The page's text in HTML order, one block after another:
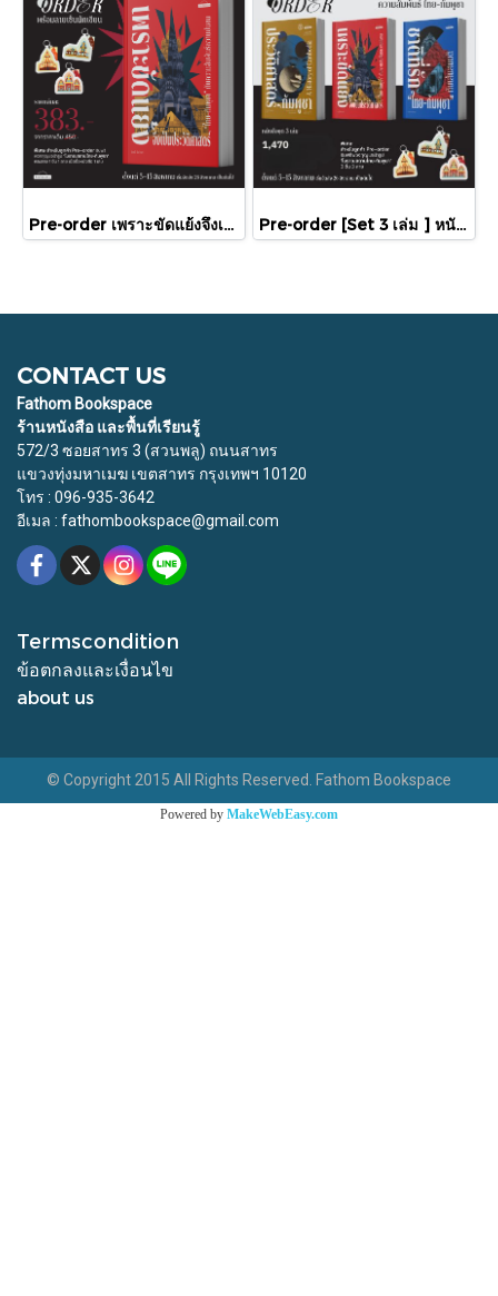
Pre-order เพราะขัดแย้งจึงเป็นประวัติศาสตร์ "ไทย-กัมพูชา" กับความสัมพันธ์หวานปนขม / มติชน Pre-order [Set 3 เล่ม ] หนังสือชุดความสัมพันธ์ "ไทย-กัมพูชา" / มติชน
CONTACT US
Fathom Bookspace
ร้านหนังสือ และพื้นที่เรียนรู้
572/3 ซอยสาทร 3 (สวนพลู) ถนนสาทร
แขวงทุ่งมหาเมฆ เขตสาทร กรุงเทพฯ 10120
โทร : 096-935-3642
อีเมล : fathombookspace@gmail.com
Termscondition
ข้อตกลงและเงื่อนไข
about us
© Copyright 2015 All Rights Reserved. Fathom Bookspace
Powered by MakeWebEasy.com